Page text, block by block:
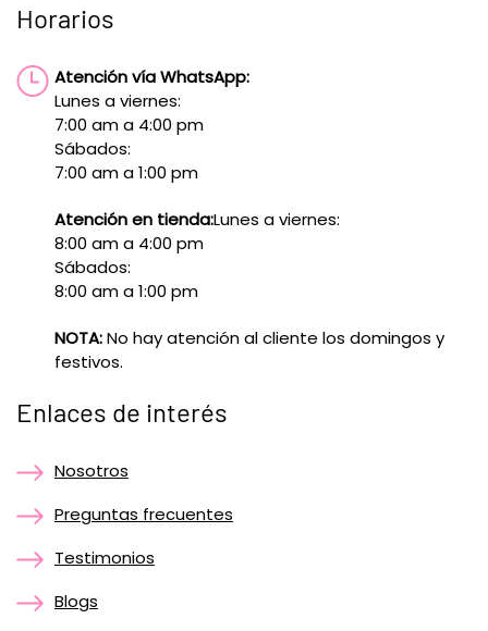
Horarios
Atención vía WhatsApp:
Lunes a viernes:
7:00 am a 4:00 pm
Sábados:
7:00 am a 1:00 pm
Atención en tienda:Lunes a viernes:
8:00 am a 4:00 pm
Sábados:
8:00 am a 1:00 pm
NOTA:No hay atención al cliente los domingos y
festivos.
Enlaces de interés
Nosotros
Preguntas frecuentes
Testimonios
Blogs